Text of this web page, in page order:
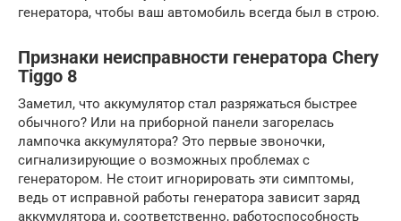
генератора, чтобы ваш автомобиль всегда был в строю.
Признаки неисправности генератора Chery
Tiggo 8
Заметил, что аккумулятор стал разряжаться быстрее
обычного? Или на приборной панели загорелась
лампочка аккумулятора? Это первые звоночки,
сигнализирующие о возможных проблемах с
генератором. Не стоит игнорировать эти симптомы,
ведь от исправной работы генератора зависит заряд
аккумулятора и, соответственно, работоспособность